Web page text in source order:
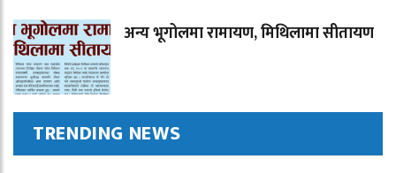
अन्य भूगोलमा रामायण, मिथिलामा सीतायण
TRENDING NEWS